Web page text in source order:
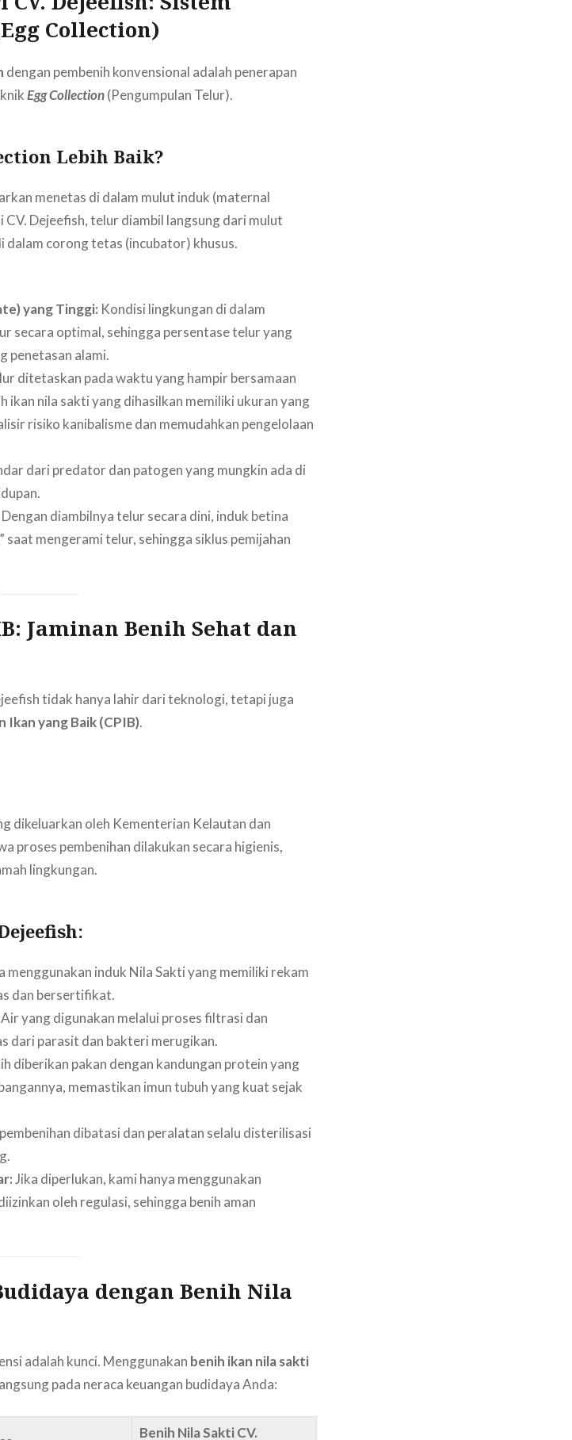
Collection)
dengan pembenih konvensional adalah penerapan
Egg Collection(Pengumpulan Telur).
Lebih Baik?
menetas di dalam mulut induk (maternal
Dejeefish, telur diambil langsung dari mulut
corong tetas (incubator) khusus.
yang Tinggi: Kondisi lingkungan di dalam
secara optimal, sehingga persentase telur yang
penetasan alami.
ditetaskan pada waktu yang hampir bersamaan
ikan nila sakti yang dihasilkan memiliki ukuran yang
risiko kanibalisme dan memudahkan pengelolaan
dari predator dan patogen yang mungkin ada di
Dengan diambilnya telur secara dini, induk betina
saat mengerami telur, sehingga siklus pemijahan
Jaminan Benih Sehat dan
tidak hanya lahir dari teknologi, tetapi juga
Ikan yang Baik (CPIB).
dikeluarkan oleh Kementerian Kelautan dan
proses pembenihan dilakukan secara higienis,
lingkungan.
menggunakan induk Nila Sakti yang memiliki rekam
dan bersertifikat.
Air yang digunakan melalui proses filtrasi dan
dari parasit dan bakteri merugikan.
diberikan pakan dengan kandungan protein yang
memastikan imun tubuh yang kuat sejak
dibatasi dan peralatan selalu disterilisasi
Jika diperlukan, kami hanya menggunakan
oleh regulasi, sehingga benih aman
dengan Benih Nila
adalah kunci. Menggunakan benih ikan nila sakti
pada neraca keuangan budidaya Anda:
Benih Nila Sakti CV.